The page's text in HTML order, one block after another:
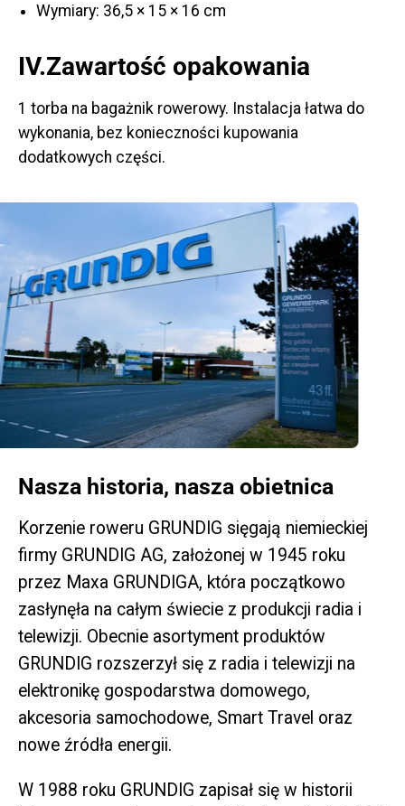
Wymiary: 36,5 × 15 × 16 cm
IV.Zawartość opakowania
1 torba na bagażnik rowerowy. Instalacja łatwa do
wykonania, bez konieczności kupowania
dodatkowych części.
Nasza historia, nasza obietnica
Korzenie roweru GRUNDIG sięgają niemieckiej
firmy GRUNDIG AG, założonej w 1945 roku
przez Maxa GRUNDIGA, która początkowo
zasłynęła na całym świecie z produkcji radia i
telewizji. Obecnie asortyment produktów
GRUNDIG rozszerzył się z radia i telewizji na
elektronikę gospodarstwa domowego,
akcesoria samochodowe, Smart Travel oraz
nowe źródła energii.
W 1988 roku GRUNDIG zapisał się w historii